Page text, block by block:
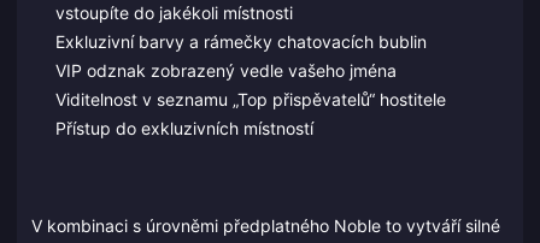
vstoupíte do jakékoli místnosti
Exkluzivní barvy a rámečky chatovacích bublin
VIP odznak zobrazený vedle vašeho jména
Viditelnost v seznamu „Top přispěvatelů“ hostitele
Přístup do exkluzivních místností
V kombinaci s úrovněmi předplatného Noble to vytváří silné